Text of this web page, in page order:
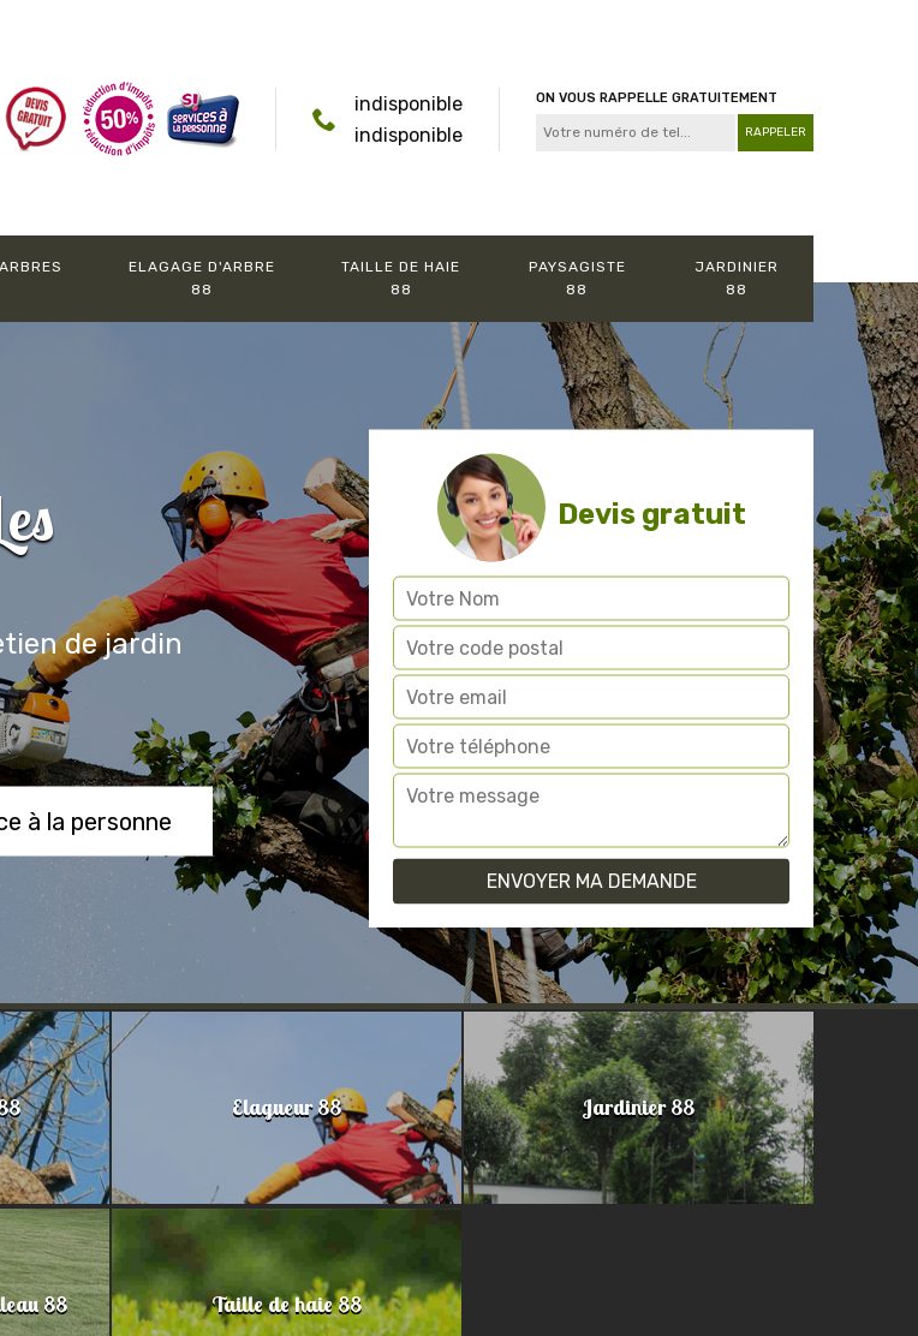
indisponible
indisponible
ON VOUS RAPPELLE GRATUITEMENT
ELAGAGE D'ARBRE
88
TAILLE DE HAIE
88
PAYSAGISTE
88
JARDINIER
88
de jardin
à la personne
Devis gratuit
Elagueur 88 Jardinier 88
88 Taille de haie 88